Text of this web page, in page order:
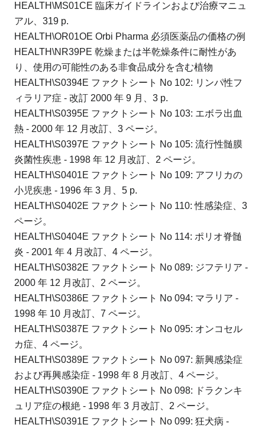
HEALTH\MS01CE 臨床ガイドラインおよび治療マニュ
アル、319 p.
HEALTH\OR01OE Orbi Pharma 必須医薬品の価格の例
HEALTH\NR39PE 乾燥または半乾燥条件に耐性があ
り、使用の可能性のある非食品成分を含む植物
HEALTH\S0394E ファクトシート No 102: リンパ性フ
ィラリア症 - 改訂 2000 年 9 月、3 p.
HEALTH\S0395E ファクトシート No 103: エボラ出血
熱 - 2000 年 12 月改訂、3 ページ。
HEALTH\S0397E ファクトシート No 105: 流行性髄膜
炎菌性疾患 - 1998 年 12 月改訂、2 ページ。
HEALTH\S0401E ファクトシート No 109: アフリカの
小児疾患 - 1996 年 3 月、5 p.
HEALTH\S0402E ファクトシート No 110: 性感染症、3
ページ。
HEALTH\S0404E ファクトシート No 114: ポリオ脊髄
炎 - 2001 年 4 月改訂、4 ページ。
HEALTH\S0382E ファクトシート No 089: ジフテリア -
2000 年 12 月改訂、2 ページ。
HEALTH\S0386E ファクトシート No 094: マラリア -
1998 年 10 月改訂、7 ページ。
HEALTH\S0387E ファクトシート No 095: オンコセル
カ症、4 ページ。
HEALTH\S0389E ファクトシート No 097: 新興感染症
および再興感染症 - 1998 年 8 月改訂、4 ページ。
HEALTH\S0390E ファクトシート No 098: ドラクンキ
ュリア症の根絶 - 1998 年 3 月改訂、2 ページ。
HEALTH\S0391E ファクトシート No 099: 狂犬病 -